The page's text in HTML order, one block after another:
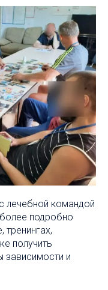
лечебной командой
подробно
тренингах,
получить
зависимости и